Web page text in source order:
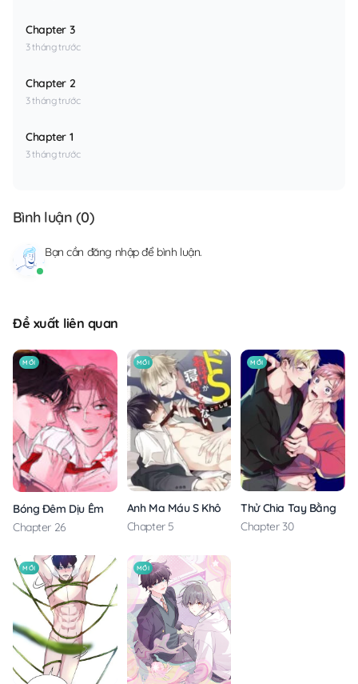
Chapter 3
3 tháng trước
Chapter 2
3 tháng trước
Chapter 1
3 tháng trước
Bình luận (0)
Bạn cần đăng nhậpđể bình luận.
Đề xuất liên quan
MỚI
Bóng Đêm Dịu Êm
Chapter 26
MỚI
Anh Ma Máu S Không Cho Tôi Ngủ Yên
Chapter 5
MỚI
Thử Chia Tay Bằng
Chapter 30
MỚI MỚI